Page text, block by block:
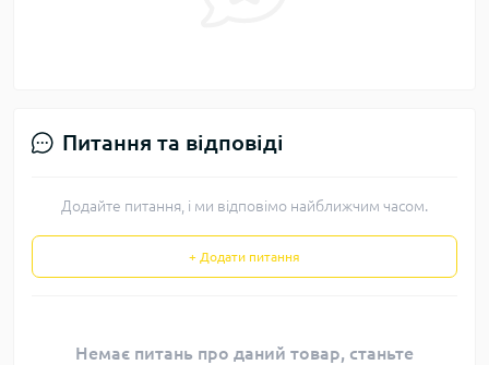
Питання та відповіді
Додайте питання, і ми відповімо найближчим часом.
+ Додати питання
Немає питань про даний товар, станьте